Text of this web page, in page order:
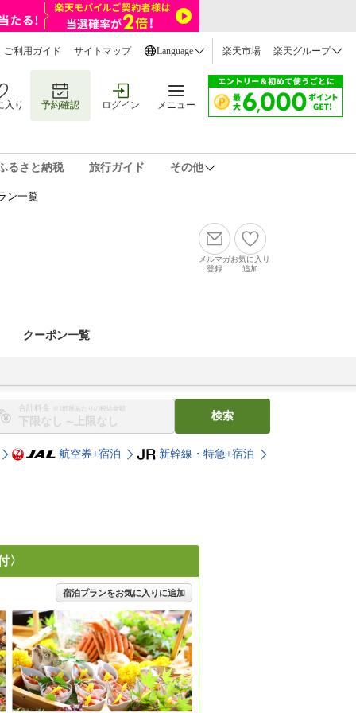
ご利用ガイド サイトマップ Language 楽天市場 楽天グループ
入り 予約確認 ログイン メニュー
るさと納税 旅行ガイド その他
ン一覧
メルマガ
登録
お気に入り
追加
クーポン一覧
合計料金 ※1部屋あたりの税込金額
〜
検索
航空券+宿泊 新幹線・特急+宿泊
〉
宿泊プランをお気に入りに追加